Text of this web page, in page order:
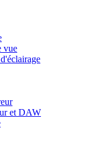
vue
et DAW